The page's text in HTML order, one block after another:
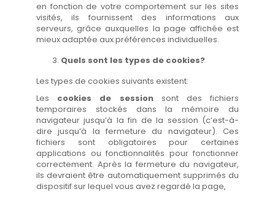
en fonction de votre comportement sur les sites
visités, ils fournissent des informations aux
serveurs, grâce auxquelles la page affichée est
mieux adaptée aux préférences individuelles.
Quels sont les types de cookies?
Les types de cookies suivants existent:
Les cookies de sessionsont des fichiers
temporaires stockés dans la mémoire du
navigateur jusqu’à la fin de la session (c’est-à-
dire jusqu’à la fermeture du navigateur). Ces
fichiers sont obligatoires pour certaines
applications ou fonctionnalités pour fonctionner
correctement. Après la fermeture du navigateur,
ils devraient être automatiquement supprimés du
dispositif sur lequel vous avez regardé la page,